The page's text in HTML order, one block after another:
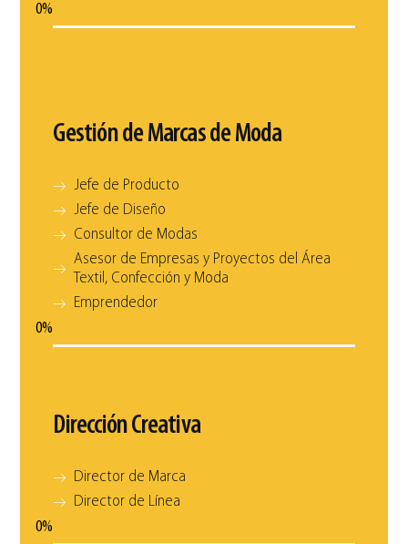
0%
Gestión de Marcas de Moda
Jefe de Producto
Jefe de Diseño
Consultor de Modas
Asesor de Empresas y Proyectos del Área
Textil, Confección y Moda
Emprendedor
0%
Dirección Creativa
Director de Marca
Director de Línea
0%